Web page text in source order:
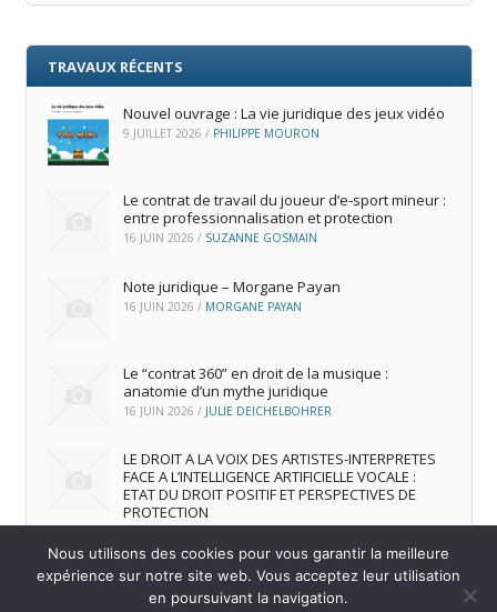
TRAVAUX RÉCENTS
Nouvel ouvrage : La vie juridique des jeux vidéo
9 JUILLET 2026 / PHILIPPE MOURON
Le contrat de travail du joueur d’e‑sport mineur :
entre professionnalisation et protection
16 JUIN 2026 / SUZANNE GOSMAIN
Note juridique – Morgane Payan
16 JUIN 2026 / MORGANE PAYAN
Le “contrat 360” en droit de la musique :
anatomie d’un mythe juridique
16 JUIN 2026 / JULIE DEICHELBOHRER
LE DROIT A LA VOIX DES ARTISTES-INTERPRETES
FACE A L’INTELLIGENCE ARTIFICIELLE VOCALE :
ETAT DU DROIT POSITIF ET PERSPECTIVES DE
PROTECTION
Nous utilisons des cookies pour vous garantir la meilleure
expérience sur notre site web. Vous acceptez leur utilisation
en poursuivant la navigation.